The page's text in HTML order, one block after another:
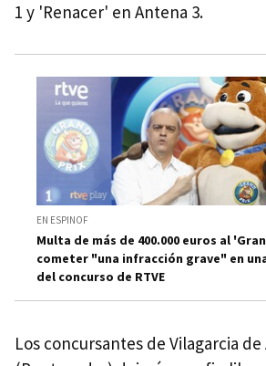
1 y 'Renacer' en Antena 3.
EN ESPINOF
Multa de más de 400.000 euros al
cometer "una infracción grave" en
del concurso de RTVE
Los concursantes de Vilagarcia de